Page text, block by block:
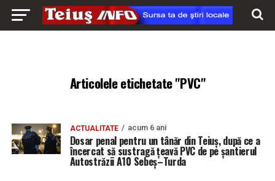
Articolele etichetate "PVC"
ACTUALITATE acum 6 ani
Dosar penal pentru un tânăr din Teiuș, după ce a
încercat să sustragă țeavă PVC de pe șantierul
Autostrăzii A10 Sebeș–Turda